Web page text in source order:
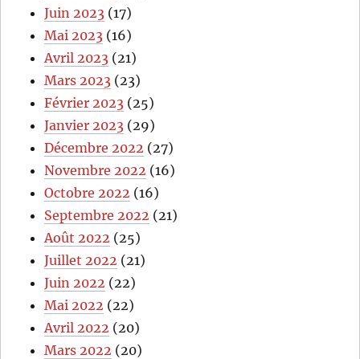
Juin 2023 (17)
Mai 2023 (16)
Avril 2023 (21)
Mars 2023 (23)
Février 2023 (25)
Janvier 2023 (29)
Décembre 2022 (27)
Novembre 2022 (16)
Octobre 2022 (16)
Septembre 2022 (21)
Août 2022 (25)
Juillet 2022 (21)
Juin 2022 (22)
Mai 2022 (22)
Avril 2022 (20)
Mars 2022 (20)